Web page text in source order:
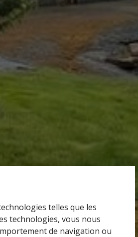
telles que les
technologies, vous nous
de navigation ou